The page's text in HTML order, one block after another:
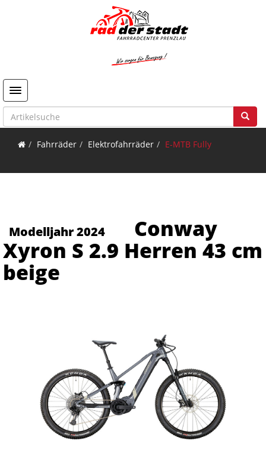
Toggle navigation
Fahrräder Elektrofahrräder E-MTB Fully
Modelljahr 2024
Conway
Xyron S 2.9 Herren 43 cm
beige